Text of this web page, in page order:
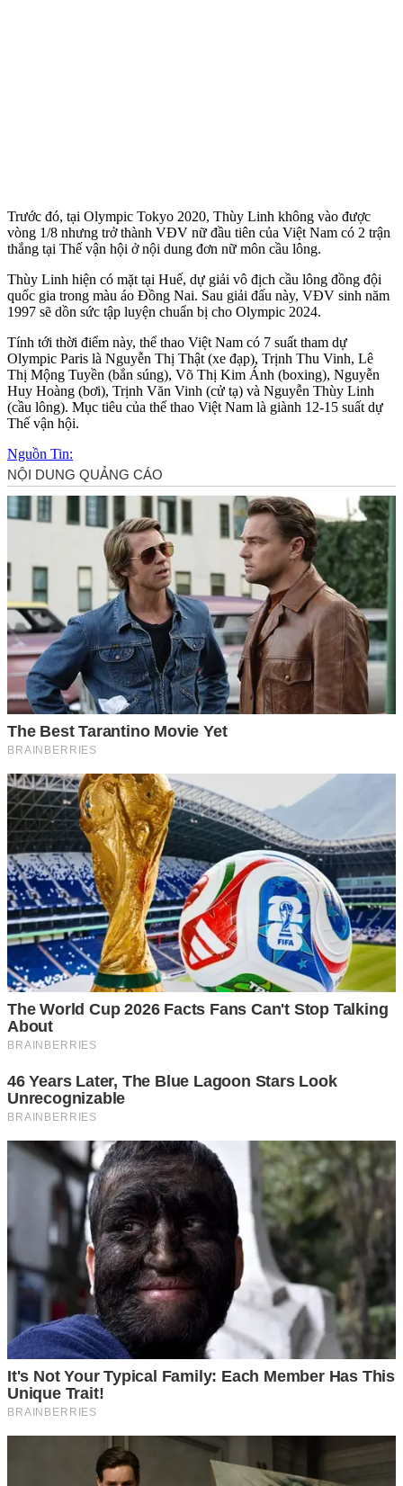
Trước đó, tại Olympic Tokyo 2020, Thùy Linh không vào được
vòng 1/8 nhưng trở thành VĐV nữ đầu tiên của Việt Nam có 2 trận
thắng tại Thế vận hội ở nội dung đơn nữ môn cầu lông.
Thùy Linh hiện có mặt tại Huế, dự giải vô địch cầu lông đồng đội
quốc gia trong màu áo Đồng Nai. Sau giải đấu này, VĐV sinh năm
1997 sẽ dồn sức tập luyện chuẩn bị cho Olympic 2024.
Tính tới thời điểm này, thể thao Việt Nam có 7 suất tham dự
Olympic Paris là Nguyễn Thị Thật (xe đạp), Trịnh Thu Vinh, Lê
Thị Mộng Tuyền (bắn súng), Võ Thị Kim Ánh (boxing), Nguyễn
Huy Hoàng (bơi), Trịnh Văn Vinh (cử tạ) và Nguyễn Thùy Linh
(cầu lông). Mục tiêu của thể thao Việt Nam là giành 12-15 suất dự
Thế vận hội.
Nguồn Tin: